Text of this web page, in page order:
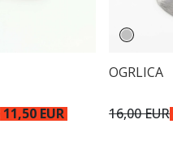
11,50 EUR
OGRLICA
16,00 EUR